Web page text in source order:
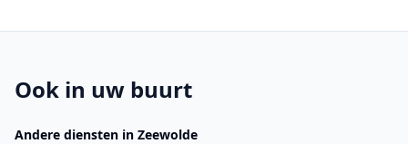
Ook in uw buurt
Andere diensten in Zeewolde